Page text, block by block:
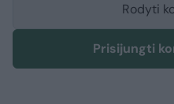
Rodyti
Prisijungti